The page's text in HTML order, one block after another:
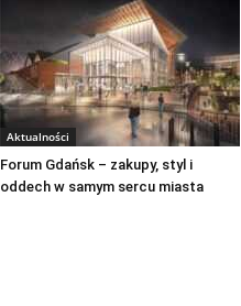
Aktualności
Forum Gdańsk – zakupy, styl i
oddech w samym sercu miasta